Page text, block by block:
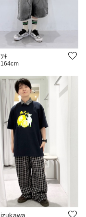
ﾂｷ
164cm
izukawa